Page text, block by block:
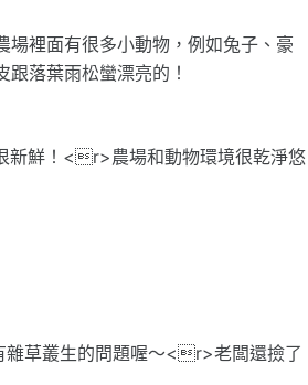
裡面有很多小動物，例如兔子、豪
落葉雨松蠻漂亮的！
新鮮！<r>農場和動物環境很乾淨悠
草叢生的問題喔～<r>老闆還撿了